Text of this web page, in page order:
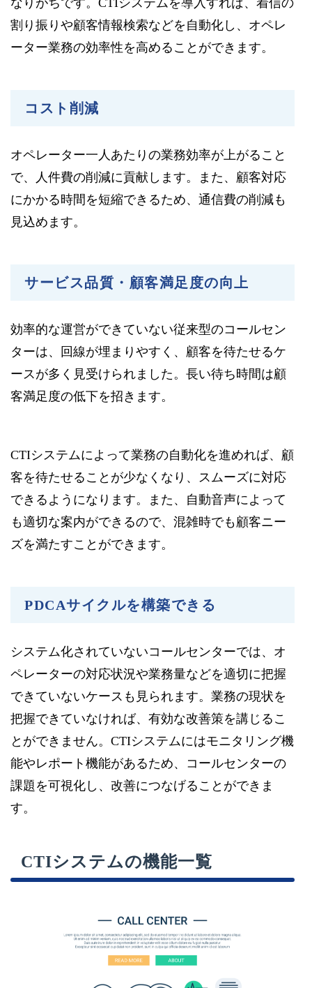
割り振りや顧客情報検索などを自動化し、オペレ
ーター業務の効率性を高めることができます。
コスト削減
オペレーター一人あたりの業務効率が上がること
で、人件費の削減に貢献します。また、顧客対応
にかかる時間を短縮できるため、通信費の削減も
見込めます。
サービス品質・顧客満足度の向上
効率的な運営ができていない従来型のコールセン
ターは、回線が埋まりやすく、顧客を待たせるケ
ースが多く見受けられました。長い待ち時間は顧
客満足度の低下を招きます。
CTIシステムによって業務の自動化を進めれば、顧
客を待たせることが少なくなり、スムーズに対応
できるようになります。また、自動音声によって
も適切な案内ができるので、混雑時でも顧客ニー
ズを満たすことができます。
PDCAサイクルを構築できる
システム化されていないコールセンターでは、オ
ペレーターの対応状況や業務量などを適切に把握
できていないケースも見られます。業務の現状を
把握できていなければ、有効な改善策を講じるこ
とができません。CTIシステムにはモニタリング機
能やレポート機能があるため、コールセンターの
課題を可視化し、改善につなげることができま
す。
CTIシステムの機能一覧